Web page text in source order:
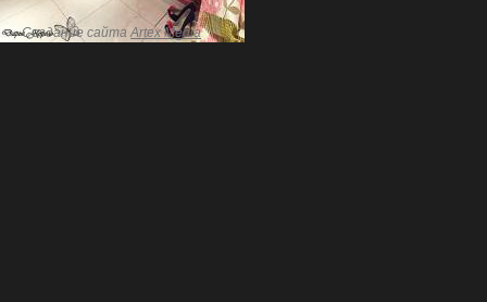
Создание сайтаArtex Media